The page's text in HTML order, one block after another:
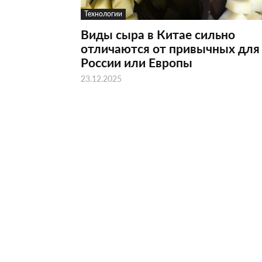
Технологии
Виды сыра в Китае сильно
отличаются от привычных для
России или Европы
23.12.2025